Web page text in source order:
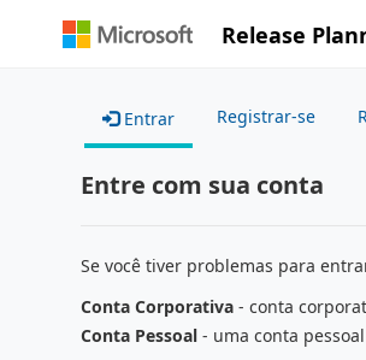
Release
Entrar Registrar-se
Entre com sua conta
Se você tiver problemas para
Conta Corporativa - conta
Conta Pessoal - uma conta